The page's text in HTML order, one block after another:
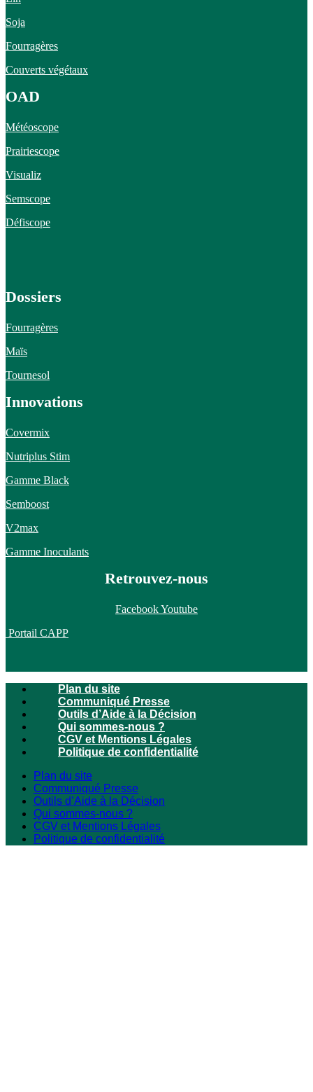
Soja
Fourragères
Couverts végétaux
OAD
Météoscope
Prairiescope
Visualiz
Semscope
Défiscope
Dossiers
Fourragères
Maïs
Tournesol
Innovations
Covermix
Nutriplus Stim
Gamme Black
Semboost
V2max
Gamme Inoculants
Retrouvez-nous
FacebookYoutube
Portail CAPP
Plan du site
Communiqué Presse
Outils d’Aide à la Décision
Qui sommes-nous ?
CGV et Mentions Légales
Politique de confidentialité
Plan du site
Communiqué Presse
Outils d’Aide à la Décision
Qui sommes-nous ?
CGV et Mentions Légales
Politique de confidentialité